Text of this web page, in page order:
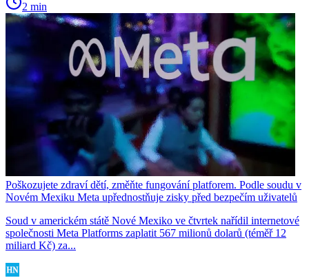
2 min
Poškozujete zdraví dětí, změňte fungování platforem. Podle soudu v
Novém Mexiku Meta upřednostňuje zisky před bezpečím uživatelů
Soud v americkém státě Nové Mexiko ve čtvrtek nařídil internetové
společnosti Meta Platforms zaplatit 567 milionů dolarů (téměř 12
miliard Kč) za...